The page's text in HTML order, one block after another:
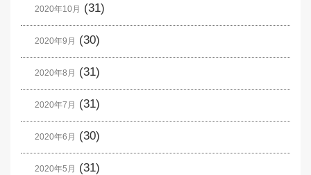
2020年10月 (31)
2020年9月 (30)
2020年8月 (31)
2020年7月 (31)
2020年6月 (30)
2020年5月 (31)